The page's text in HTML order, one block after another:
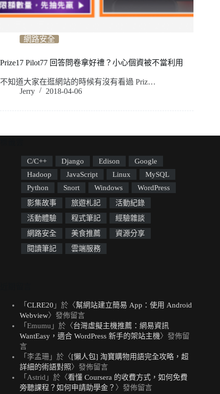
網路安全
Prize17 Pilot77 回答問卷拿好禮？小心個資被不當利用
不知道大家在逛網站的時候有沒有看過 Priz…
Jerry
2018-04-06
C/C++ Django Edison
Google
Hadoop
JavaScript Linux
MySQL
Python
Snort Windows
WordPress
影集故事
旅遊札記
活動紀錄
活動體驗
程式筆記
經驗雜談
網路安全
美食推薦
資源分享
閱讀筆記
雲端服務
「 CLRE20 」於〈幫網站建立簡易 App：使用 Android
Webview〉發佈留言
「 Emumu 」於〈台灣虛擬主機推薦：網易資訊
WantEasy，適合 WordPress 新手的架站主機〉發佈留
言
「 李孟珊 」於〈[懶人包] 淘寶購物用語完全攻略，超
詳細的術語對照〉發佈留言
「 Astrid 」於〈看懂 Coursera 的收費方式，如何免費
旁聽課程？如何申請助學金？ 〉發佈留言